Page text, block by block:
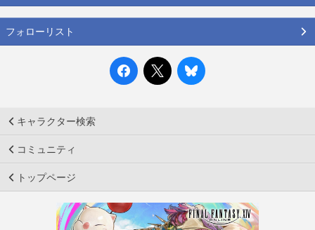
フォローリスト
キャラクター検索
コミュニティ
トップページ